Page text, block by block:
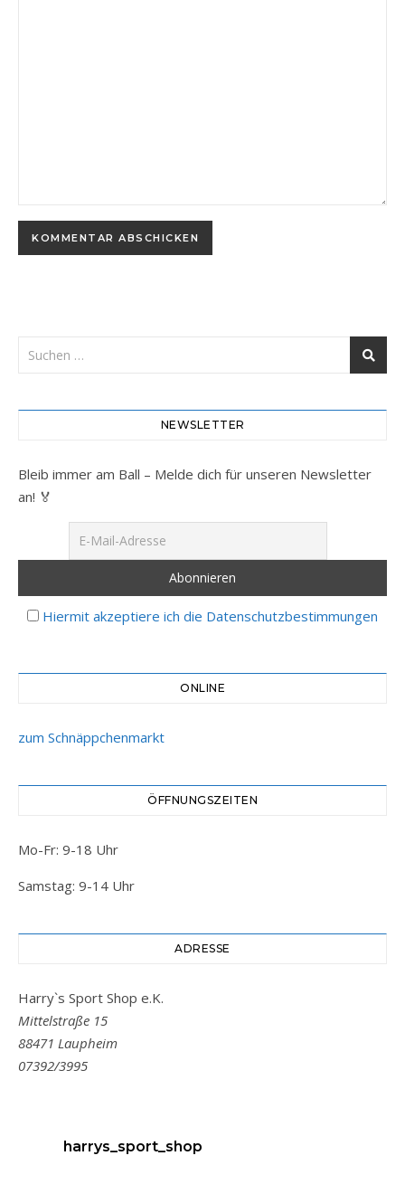
NEWSLETTER
Bleib immer am Ball – Melde dich für unseren Newsletter
an! 🏅
Hiermit akzeptiere ich die Datenschutzbestimmungen
ONLINE
zum Schnäppchenmarkt
ÖFFNUNGSZEITEN
Mo-Fr: 9-18 Uhr
Samstag: 9-14 Uhr
ADRESSE
Harry`s Sport Shop e.K.
Mittelstraße 15
88471 Laupheim
07392/3995
harrys_sport_shop